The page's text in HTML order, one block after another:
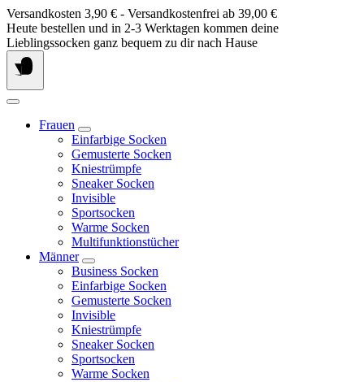
Springe
zum
Inhalt
Versandkosten 3,90 € - Versandkostenfrei ab 39,00 €
Heute bestellen und in 2-3 Werktagen kommen deine
Lieblingssocken ganz bequem zu dir nach Hause
Frauen
Einfarbige Socken
Gemusterte Socken
Kniestrümpfe
Sneaker Socken
Invisible
Sportsocken
Warme Socken
Multifunktionstücher
Männer
Business Socken
Einfarbige Socken
Gemusterte Socken
Invisible
Kniestrümpfe
Sneaker Socken
Sportsocken
Warme Socken